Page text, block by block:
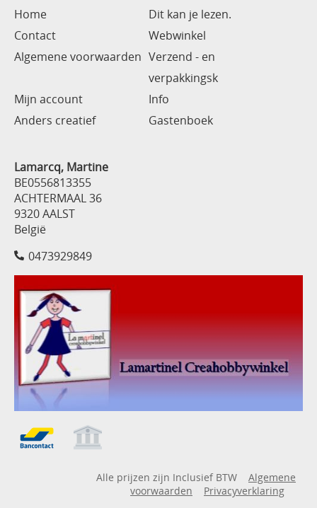
Home
Dit kan je lezen.
Contact
Webwinkel
Algemene voorwaarden Verzend - en
verpakkingsk
Mijn account
Info
Anders creatief
Gastenboek
Lamarcq, Martine
BE0556813355
ACHTERMAAL 36
9320 AALST
België
0473929849
Alle prijzen zijn Inclusief BTW
Algemene
voorwaarden
Privacyverklaring